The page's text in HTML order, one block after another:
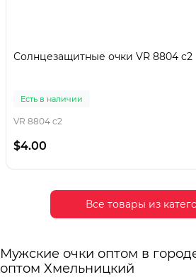
Солнцезащитные очки VR 8804 c2
Есть в наличии
VR 8804 c2
$4.00
Все товары из
Мужские очки оптом в
оптом Хмельницкий